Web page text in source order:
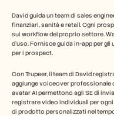
David guida un team di sales
finanziari, sanità e retail. Ogni
sui workflow del proprio settore.
d'uso. Fornisce guida in-app per
per i prospect.
Con Trupeer, il team di David
aggiunge voiceover professionale
avatar AI permettono agli SE di
registrare video individuali per
di prodotto personalizzati nel